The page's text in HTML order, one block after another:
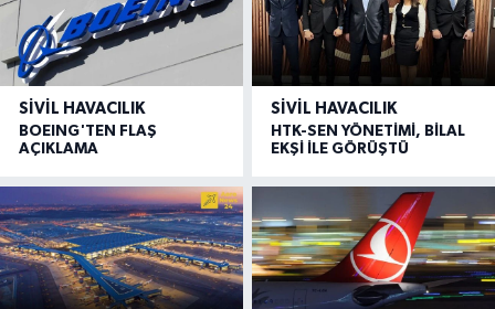
SIVIL HAVACILIK
BOEING'TEN FLAŞ
AÇIKLAMA
SIVIL HAVACILIK
HTK-SEN YÖNETİMİ, BİLAL
EKŞİ İLE GÖRÜŞTÜ